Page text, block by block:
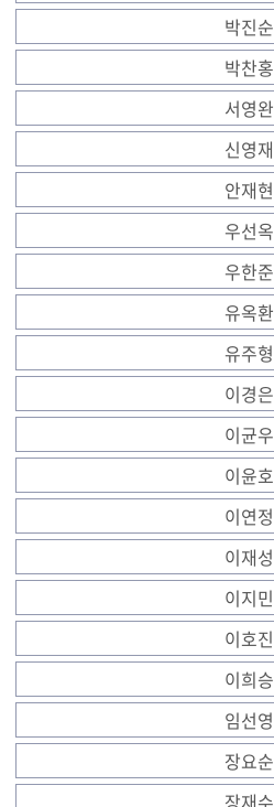
박진순
박찬홍
서영완
신영재
안재현
우선옥
우한준
유옥환
유주형
이경은
이균우
이윤호
이연정
이재성
이지민
이호진
이희승
임선영
장요순
장재수